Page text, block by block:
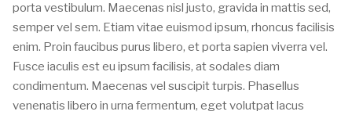
porta vestibulum. Maecenas nisl justo, gravida in mattis sed,
semper vel sem. Etiam vitae euismod ipsum, rhoncus facilisis
enim. Proin faucibus purus libero, et porta sapien viverra vel.
Fusce iaculis est eu ipsum facilisis, at sodales diam
condimentum. Maecenas vel suscipit turpis. Phasellus
venenatis libero in urna fermentum, eget volutpat lacus